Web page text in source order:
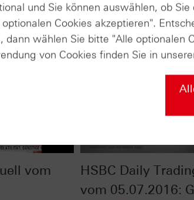
vom
HSBC Daily
vom 05.07.2016:
und Sie können auswählen, ob Sie
Cookies akzeptieren".
dann wählen Sie bitte "Alle optionalen
von Cookies finden Sie in